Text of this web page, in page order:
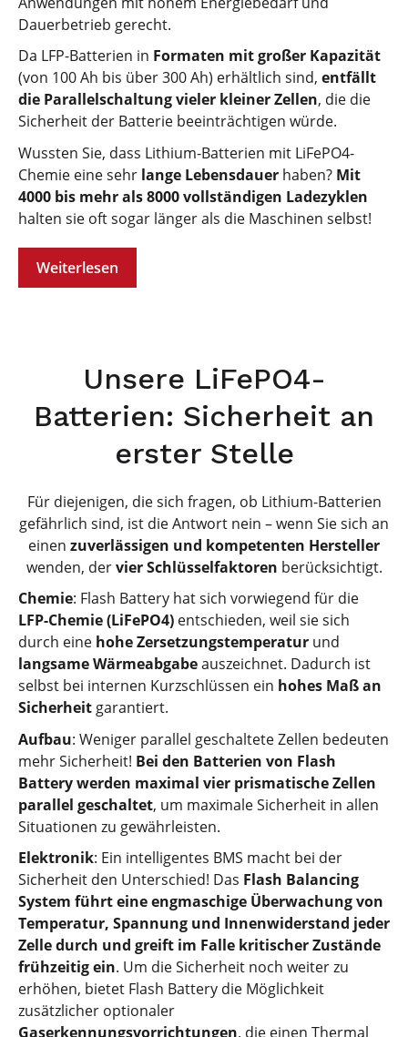
Dauerbetrieb gerecht.
Da LFP-Batterien in Formaten mit großer Kapazität
(von 100 Ah bis über 300 Ah) erhältlich sind, entfällt
die Parallelschaltung vieler kleiner Zellen, die die
Sicherheit der Batterie beeinträchtigen würde.
Wussten Sie, dass Lithium-Batterien mit LiFePO4-
Chemie eine sehr lange Lebensdauer haben? Mit
4000 bis mehr als 8000 vollständigen Ladezyklen
halten sie oft sogar länger als die Maschinen selbst!
Weiterlesen
Unsere LiFePO4-
Batterien: Sicherheit an
erster Stelle
Für diejenigen, die sich fragen, ob Lithium-Batterien
gefährlich sind, ist die Antwort nein – wenn Sie sich an
einen zuverlässigen und kompetenten Hersteller
wenden, dervier Schlüsselfaktoren berücksichtigt.
Chemie: Flash Battery hat sich vorwiegend für die
LFP-Chemie (LiFePO4) entschieden, weil sie sich
durch eine hohe Zersetzungstemperatur und
langsame Wärmeabgabeauszeichnet. Dadurch ist
selbst bei internen Kurzschlüssen ein hohes Maß an
Sicherheit garantiert.
Aufbau: Weniger parallel geschaltete Zellen bedeuten
mehr Sicherheit! Bei den Batterien von Flash
Battery werden maximal vier prismatische Zellen
parallel geschaltet, um maximale Sicherheit in allen
Situationen zu gewährleisten.
Elektronik: Ein intelligentes BMS macht bei der
Sicherheit den Unterschied! Das Flash Balancing
System führt eine engmaschige Überwachung von
Temperatur, Spannung und Innenwiderstand jeder
Zelle durch und greift im Falle kritischer Zustände
frühzeitig ein. Um die Sicherheit noch weiter zu
erhöhen, bietet Flash Battery die Möglichkeit
zusätzlicher optionaler
Gaserkennungsvorrichtungen, die einen Thermal